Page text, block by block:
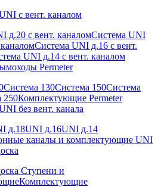
с вент. каналом
д.20 с вент. каналомСистема UNI
Система UNI д.16 с вент.
UNI д.14 с вент. каналом
Permeter
Система 130Система 150Система
250Комплектующие Permeter
без вент. канала
д.18UNI д.16UNI д.14
каналы и комплектующие UNI
Ступени и
Комплектующие